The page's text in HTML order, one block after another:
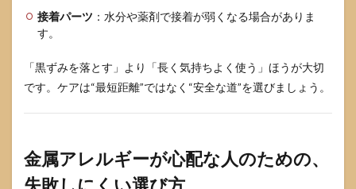
接着パーツ ：水分や薬剤で接着が弱くなる場合がありま
す。
「黒ずみを落とす」より「長く気持ちよく使う」ほうが大切
です。ケアは“最短距離”ではなく“安全な道”を選びましょう。
金属アレルギーが心配な人のための、
失敗しにくい選び方